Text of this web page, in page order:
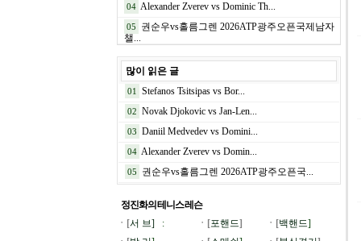
04 Alexander Zverev vs Dominic Th...
05
권순우vs홀름그렌 2026ATP광주오픈국제남자
챌...
많이 읽은 글
01 Stefanos Tsitsipas vs Bor...
02 Novak Djokovic vs Jan-Len...
03 Daniil Medvedev vs Domini...
04 Alexander Zverev vs Domin...
05 권순우vs홀름그렌 2026ATP광주오픈국...
정진화의 테니스레슨
ㆍ[서 브] : ㆍ[포핸드] ㆍ[백핸드]